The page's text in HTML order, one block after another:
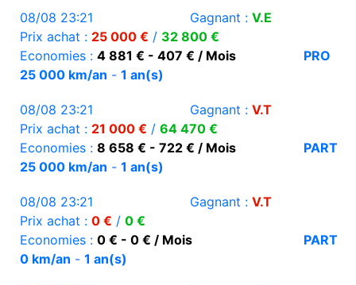
08/08 23:21 Gagnant : V.E
Prix achat : 25 000 € / 32 800 €
Economies : 4 881 € - 407 € / Mois
PRO
25 000 km/an - 1 an(s)
08/08 23:21 Gagnant : V.T
Prix achat : 21 000 € / 64 470 €
Economies : 8 658 € - 722 € / Mois
PART
25 000 km/an - 1 an(s)
08/08 23:21 Gagnant : V.T
Prix achat : 0 € / 0 €
Economies : 0 € - 0 € / Mois
PART
0 km/an - 1 an(s)